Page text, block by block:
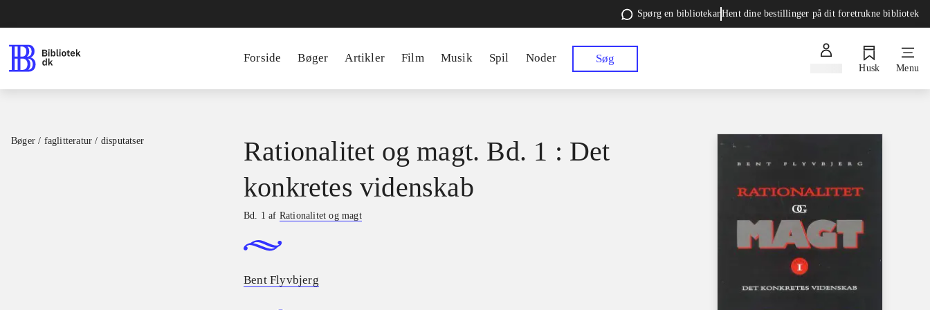
Spørg en bibliotekarHent dine bestillinger på dit foretrukne bibliotek
Forside Bøger Artikler Film Musik Spil Noder Søg
Husk Menu
Bøger / faglitteratur / disputatser
Rationalitet og magt. Bd. 1 : Det
konkretes videnskab
Bd. 1 af Rationalitet og magt
Bent Flyvbjerg